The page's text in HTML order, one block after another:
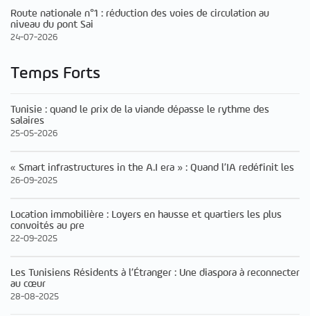
Route nationale n°1 : réduction des voies de circulation au
niveau du pont Sai
24-07-2026
Temps Forts
Tunisie : quand le prix de la viande dépasse le rythme des
salaires
25-05-2026
« Smart infrastructures in the A.I era » : Quand l’IA redéfinit les
26-09-2025
Location immobilière : Loyers en hausse et quartiers les plus
convoités au pre
22-09-2025
Les Tunisiens Résidents à l’Étranger : Une diaspora à reconnecter
au cœur
28-08-2025